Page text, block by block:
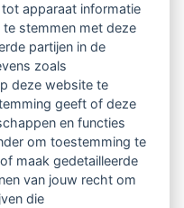
Docentenregister
in het
1 januari 2014 in het
Staat u in het
Neem dan contact op
apparaat informatie
stemmen met deze
partijen in de
zoals
deze website te
geeft of deze
en functies
om toestemming te
maak gedetailleerde
van jouw recht om
die